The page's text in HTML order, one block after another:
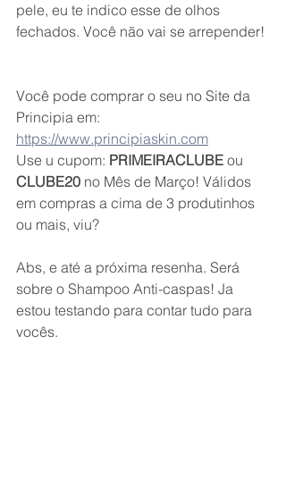
pele, eu te indico esse de olhos
fechados. Você não vai se arrepender!
Você pode comprar o seu no Site da
Principia em:
https://www.principiaskin.com
Use u cupom: PRIMEIRACLUBE ou
CLUBE20 no Mês de Março! Válidos
em compras a cima de 3 produtinhos
ou mais, viu?
Abs, e até a próxima resenha. Será
sobre o Shampoo Anti-caspas! Ja
estou testando para contar tudo para
vocês.